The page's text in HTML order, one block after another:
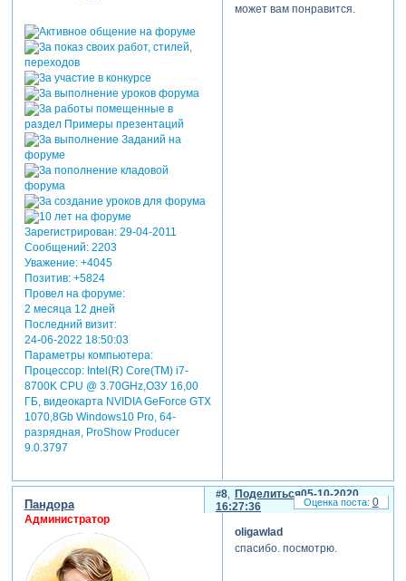
Зарегистрирован: 29-04-2011
Сообщений:2203
Уважение: +4045
Позитив: +5824
Провел на форуме:
2 месяца 12 дней
Последний визит:
24-06-2022 18:50:03
Параметры компьютера:
Процессор: Intel(R) Core(TM) i7-
8700K CPU @ 3.70GHz,ОЗУ 16,00
ГБ, видеокарта NVIDIA GeForce GTX
1070,8Gb Windows10 Pro, 64-
разрядная, ProShow Producer
9.0.3797
может вам понравится.
Поделиться
8
05-10-2020
16:27:36
Пандора
Администратор
oligawlad
спасибо. посмотрю.
0